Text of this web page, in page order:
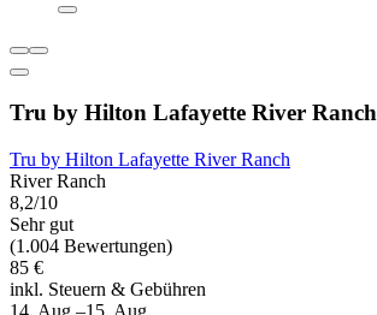
Tru by Hilton Lafayette River Ranch
Tru by Hilton Lafayette River Ranch
River Ranch
8,2/10
Sehr gut
(1.004 Bewertungen)
85 €
inkl. Steuern & Gebühren
14. Aug.–15. Aug.